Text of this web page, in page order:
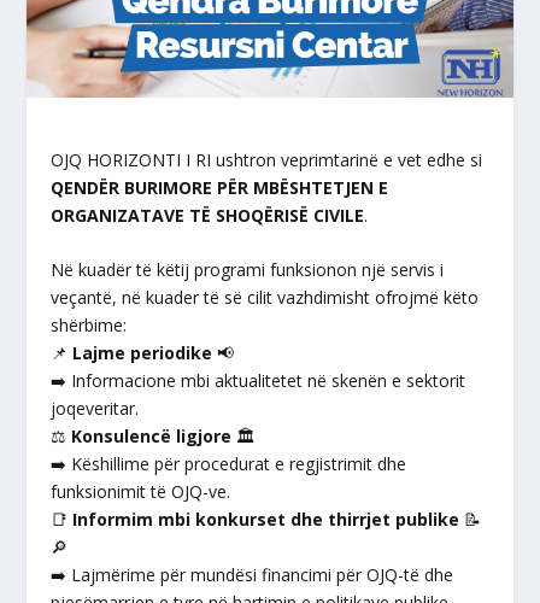
OJQ HORIZONTI I RI ushtron veprimtarinë e vet edhe si
QENDËR BURIMORE PËR MBËSHTETJEN E
ORGANIZATAVE TË SHOQËRISË CIVILE.
Në kuadër të këtij programi funksionon një servis i
veçantë, në kuader të së cilit vazhdimisht ofrojmë këto
shërbime:
📌 Lajme periodike 📢
➡️ Informacione mbi aktualitetet në skenën e sektorit
joqeveritar.
⚖️ Konsulencë ligjore 🏛️
➡️ Këshillime për procedurat e regjistrimit dhe
funksionimit të OJQ-ve.
📑 Informim mbi konkurset dhe thirrjet publike 📝
🔎
➡️ Lajmërime për mundësi financimi për OJQ-të dhe